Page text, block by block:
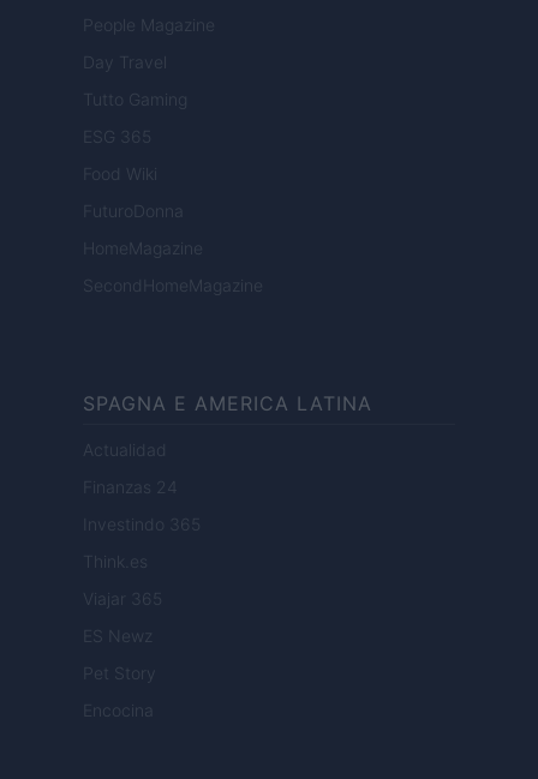
People Magazine
Day Travel
Tutto Gaming
ESG 365
Food Wiki
FuturoDonna
HomeMagazine
SecondHomeMagazine
SPAGNA E AMERICA LATINA
Actualidad
Finanzas 24
Investindo 365
Think.es
Viajar 365
ES Newz
Pet Story
Encocina